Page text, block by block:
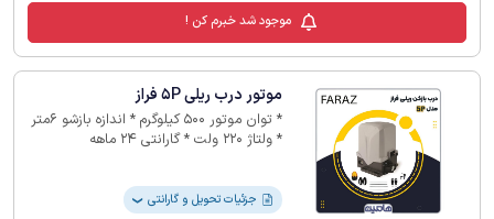
موجود شد خبرم کن !
موتور درب ریلی 5P فراز
* توان موتور 500 کیلوگرم * اندازه بازشو 6متر
* ولتاژ 220 ولت * گارانتی 24 ماهه
جزئیات تحویل و گارانتی ❯